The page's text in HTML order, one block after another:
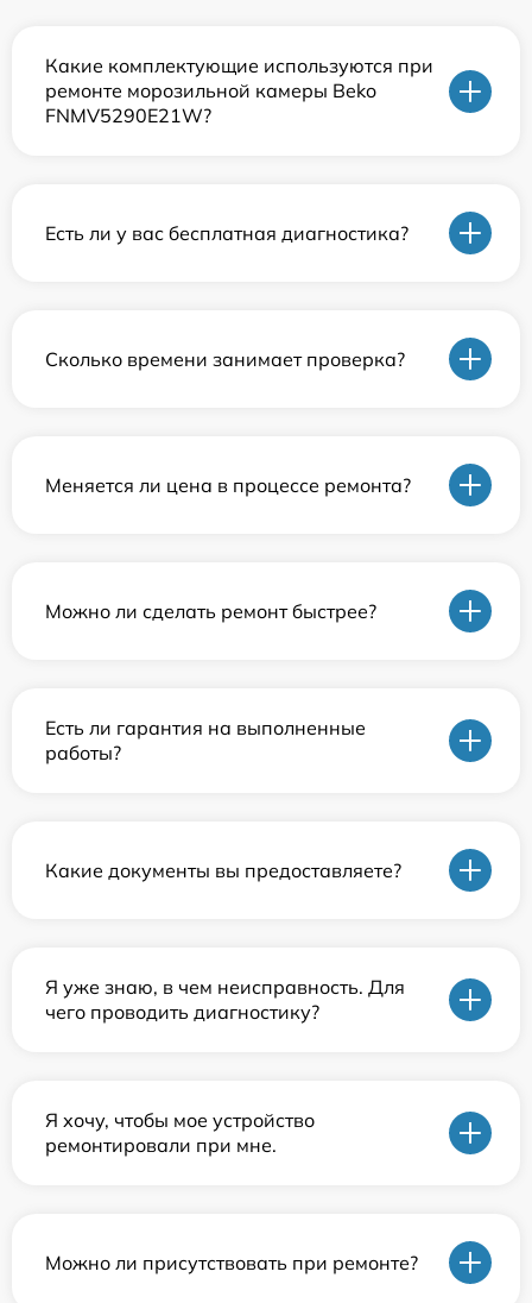
Какие комплектующие используются при
ремонте морозильной камеры Beko
FNMV5290E21W?
Есть ли у вас бесплатная диагностика?
Сколько времени занимает проверка?
Меняется ли цена в процессе ремонта?
Можно ли сделать ремонт быстрее?
Есть ли гарантия на выполненные
работы?
Какие документы вы предоставляете?
Я уже знаю, в чем неисправность. Для
чего проводить диагностику?
Я хочу, чтобы мое устройство
ремонтировали при мне.
Можно ли присутствовать при ремонте?